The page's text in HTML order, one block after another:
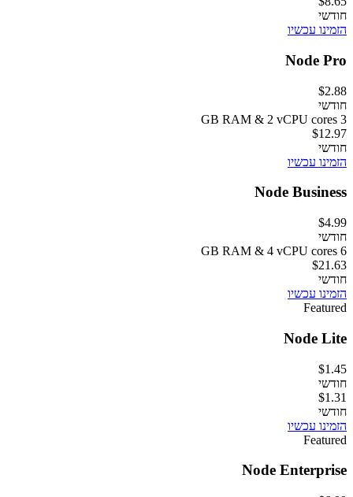
חודשי
הזמינו עכשיו
Node Pro
$2.88
חודשי
3 GB RAM & 2 vCPU cores
$12.97
חודשי
הזמינו עכשיו
Node Business
$4.99
חודשי
6 GB RAM & 4 vCPU cores
$21.63
חודשי
הזמינו עכשיו
Featured
Node Lite
$1.45
חודשי
$1.31
חודשי
הזמינו עכשיו
Featured
Node Enterprise